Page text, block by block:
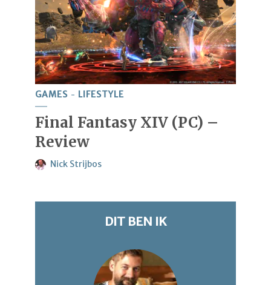
GAMES LIFESTYLE
Final Fantasy XIV (PC) –
Review
Nick Strijbos
DIT BEN IK